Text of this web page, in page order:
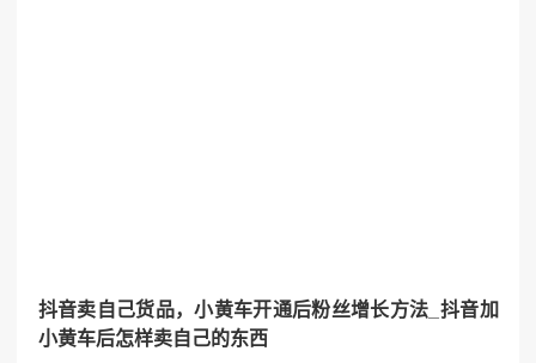
抖音卖自己货品，小黄车开通后粉丝增长方法_抖音加
小黄车后怎样卖自己的东西